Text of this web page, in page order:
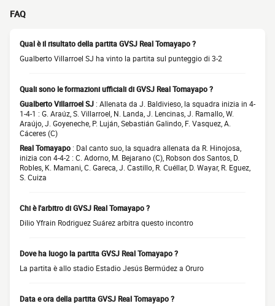
FAQ
Qual è il risultato della partita GVSJ Real Tomayapo ?
Gualberto Villarroel SJ ha vinto la partita sul punteggio di 3-2
Quali sono le formazioni ufficiali di GVSJ Real Tomayapo ?
Gualberto Villarroel SJ : Allenata da J. Baldivieso, la squadra inizia in 4-
1-4-1 : G. Araúz, S. Villarroel, N. Landa, J. Lencinas, J. Ramallo, W.
Araújo, J. Goyeneche, P. Luján, Sebastián Galindo, F. Vasquez, A.
Cáceres (C)
Real Tomayapo : Dal canto suo, la squadra allenata da R. Hinojosa,
inizia con 4-4-2 : C. Adorno, M. Bejarano (C), Robson dos Santos, D.
Robles, K. Mamani, C. Gareca, J. Castillo, R. Cuéllar, D. Wayar, R. Eguez,
S. Cuiza
Chi è l'arbitro di GVSJ Real Tomayapo ?
Dilio Yfrain Rodriguez Suárez arbitra questo incontro
Dove ha luogo la partita GVSJ Real Tomayapo ?
La partita è allo stadio Estadio Jesús Bermúdez a Oruro
Data e ora della partita GVSJ Real Tomayapo ?